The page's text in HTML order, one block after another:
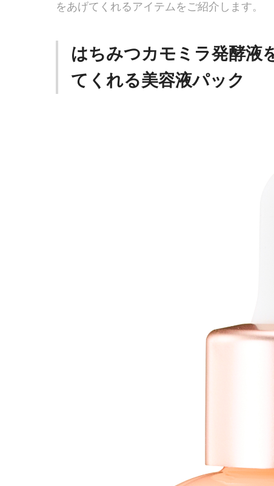
をあげてくれるアイテムをご紹介します。
はちみつカモミラ発酵液
てくれる美容液パック